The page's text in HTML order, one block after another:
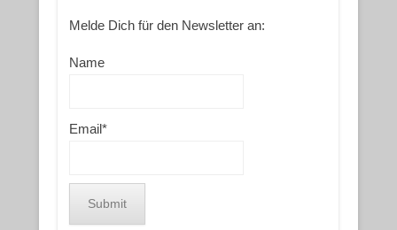
Melde Dich für den Newsletter an:
Name
Email*